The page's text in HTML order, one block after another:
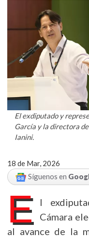
El exdiputado y
García y la directora
Ianini.
18 de Mar, 2026
Síguenos en
E
l
Cámara
al avance de la